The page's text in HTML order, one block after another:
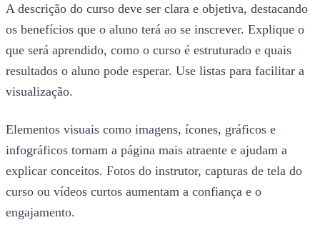
A descrição do curso deve ser clara e objetiva, destacando
os benefícios que o aluno terá ao se inscrever. Explique o
que será aprendido, como o curso é estruturado e quais
resultados o aluno pode esperar. Use listas para facilitar a
visualização.
Elementos visuais como imagens, ícones, gráficos e
infográficos tornam a página mais atraente e ajudam a
explicar conceitos. Fotos do instrutor, capturas de tela do
curso ou vídeos curtos aumentam a confiança e o
engajamento.